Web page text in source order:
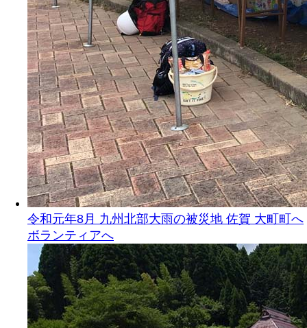
令和元年8月 九州北部大雨の被災地 佐賀 大町町へ
ボランティアへ